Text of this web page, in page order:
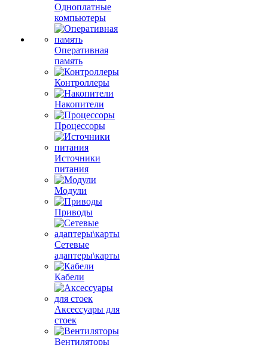
Одноплатные
компьютеры
Оперативная
память
Контроллеры
Накопители
Процессоры
Источники
питания
Модули
Приводы
Сетевые
адаптеры\карты
Кабели
Аксессуары для
стоек
Вентиляторы